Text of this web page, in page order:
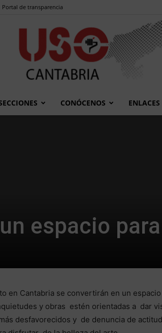
Portal de transparencia
CONÓCENOS ENLACES
espacio
en Cantabria se convertirán en un
y obras estén orientadas a dar
desfavorecidos y de denuncia de